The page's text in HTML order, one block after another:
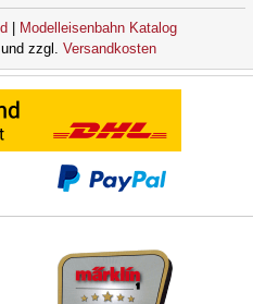
Modelleisenbahn Katalog
zzgl. Versandkosten